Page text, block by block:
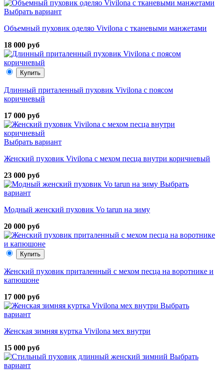
Выбрать вариант
Объемный пуховик оделяо Vivilona с тканевыми манжетами
18 000 руб
Купить
Длинный приталенный пуховик Vivilona с поясом
коричневый
17 000 руб
Выбрать вариант
Женский пуховик Vivilona с мехом песца внутри коричневый
23 000 руб
Выбрать
вариант
Модный женский пуховик Vo tarun на зиму
20 000 руб
Купить
Женский пуховик приталенный с мехом песца на воротнике и
капюшоне
17 000 руб
Выбрать
вариант
Женская зимняя куртка Vivilona мех внутри
15 000 руб
Выбрать
вариант